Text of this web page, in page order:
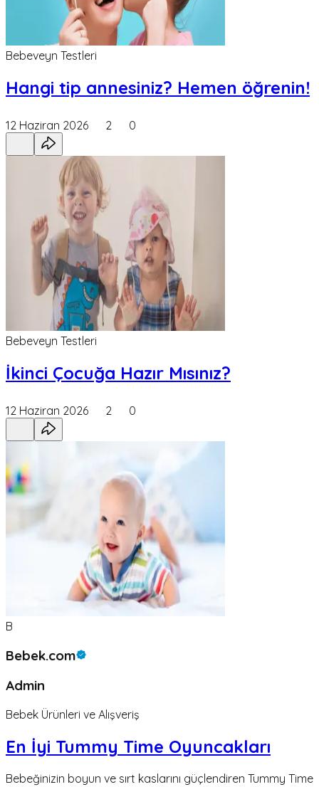
Bebeveyn Testleri
Hangi tip annesiniz? Hemen öğrenin!
12 Haziran 2026 2 0
Bebeveyn Testleri
İkinci Çocuğa Hazır Mısınız?
12 Haziran 2026 2 0
B
Bebek.com
Admin
Bebek Ürünleri ve Alışveriş
En İyi Tummy Time Oyuncakları
Bebeğinizin boyun ve sırt kaslarını güçlendiren Tummy Time